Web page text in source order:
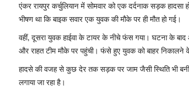
एंकर रायपुर कर्चुलियान में सोमवार को एक दर्दनाक सड़क हादसा
भीषण था कि बाइक सवार एक युवक की मौके पर ही मौत हो गई।
वहीं, दूसरा युवक हाईवा के टायर के नीचे फंस गया। घटना के
और राहत टीम मौके पर पहुंची। फंसे हुए युवक को बाहर निकालने
हादसे की वजह से कुछ देर तक सड़क पर जाम जैसी स्थिति भी
लगाया जा रहा है।